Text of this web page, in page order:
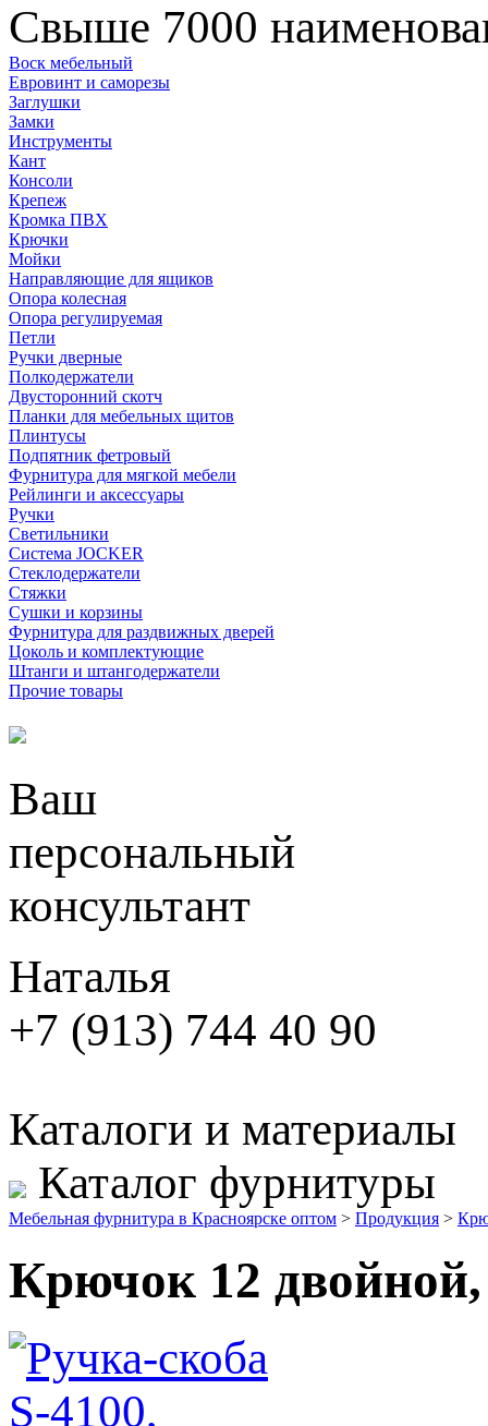
Свыше 7000
Воск мебельный
Евровинт и саморезы
Заглушки
Замки
Инструменты
Кант
Консоли
Крепеж
Кромка ПВХ
Крючки
Мойки
Направляющие для ящиков
Опора колесная
Опора регулируемая
Петли
Ручки дверные
Полкодержатели
Двусторонний скотч
Планки для мебельных щитов
Плинтусы
Подпятник фетровый
Фурнитура для мягкой мебели
Рейлинги и аксессуары
Ручки
Светильники
Система JOCKER
Стеклодержатели
Стяжки
Сушки и корзины
Фурнитура для раздвижных дверей
Цоколь и комплектующие
Штанги и штангодержатели
Прочие товары
Ваш
персональный
консультант
Наталья
+7 (913) 744 40 90
Каталоги и материалы
Каталог фурнитуры
Мебельная фурнитура в Красноярске оптом > Продукция >
Крючок 12 двойной,